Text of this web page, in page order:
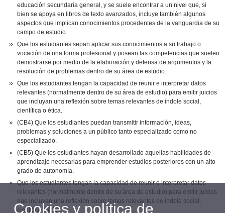
educación secundaria general, y se suele encontrar a un nivel que, si
bien se apoya en libros de texto avanzados, incluye también algunos
aspectos que implican conocimientos procedentes de la vanguardia de su
campo de estudio.
Que los estudiantes sepan aplicar sus conocimientos a su trabajo o
vocación de una forma profesional y posean las competencias que suelen
demostrarse por medio de la elaboración y defensa de argumentos y la
resolución de problemas dentro de su área de estudio.
Que los estudiantes tengan la capacidad de reunir e interpretar datos
relevantes (normalmente dentro de su área de estudio) para emitir juicios
que incluyan una reflexión sobre temas relevantes de índole social,
científica o ética.
(CB4) Que los estudiantes puedan transmitir información, ideas,
problemas y soluciones a un público tanto especializado como no
especializado.
(CB5) Que los estudiantes hayan desarrollado aquellas habilidades de
aprendizaje necesarias para emprender estudios posteriores con un alto
grado de autonomía.
Que los estudiantes tengan la capacidad de reunir e interpretar datos
relevantes (normalmente dentro de su área de estudio) para emitir juicios
que incluyan una reflexión sobre temas relevantes de índole social,
científica o ética
Cookies y política de